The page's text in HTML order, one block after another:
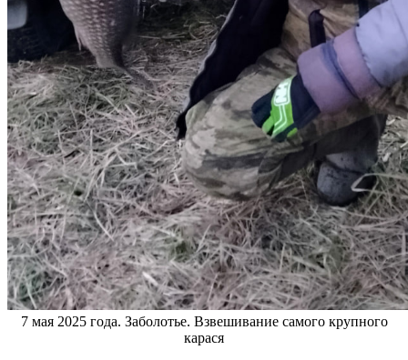
7 мая 2025 года. Заболотье. Взвешивание самого крупного
карася